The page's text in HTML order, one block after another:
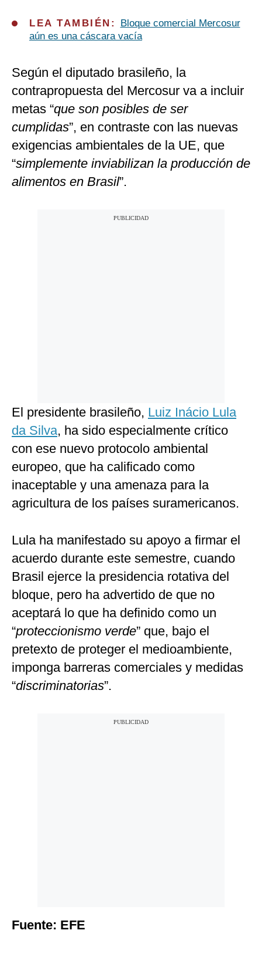
LEA TAMBIÉN:
Bloque comercial Mercosur
aún es una cáscara vacía
Según el diputado brasileño, la
contrapropuesta del Mercosur va a incluir
metas “que son posibles de ser
cumplidas”, en contraste con las nuevas
exigencias ambientales de la UE, que
“simplemente inviabilizan la producción de
alimentos en Brasil”.
El presidente brasileño, Luiz Inácio Lula
da Silva, ha sido especialmente crítico
con ese nuevo protocolo ambiental
europeo, que ha calificado como
inaceptable y una amenaza para la
agricultura de los países suramericanos.
Lula ha manifestado su apoyo a firmar el
acuerdo durante este semestre, cuando
Brasil ejerce la presidencia rotativa del
bloque, pero ha advertido de que no
aceptará lo que ha definido como un
“proteccionismo verde” que, bajo el
pretexto de proteger el medioambiente,
imponga barreras comerciales y medidas
“discriminatorias”.
Fuente: EFE